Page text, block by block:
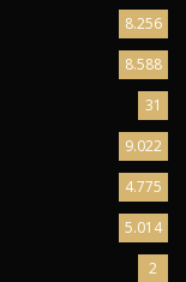
8.256
8.588
31
9.022
4.775
5.014
2